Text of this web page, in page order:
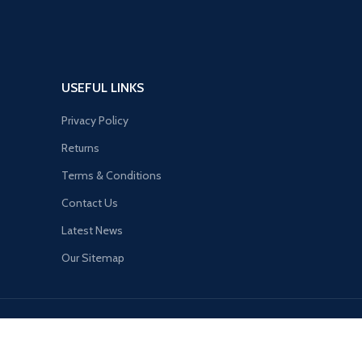
USEFUL LINKS
Privacy Policy
Returns
Terms & Conditions
Contact Us
Latest News
Our Sitemap